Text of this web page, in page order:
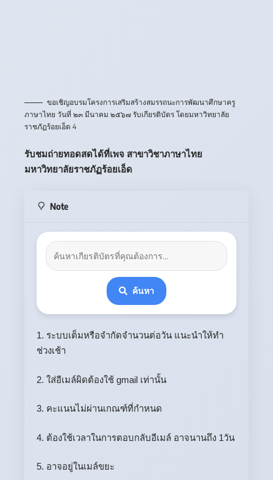
ขอเชิญอบรมโครงการเสริมสร้างสมรรถนะการพัฒนาศึกษาครู
ภาษาไทย วันที่ ๒๓ มีนาคม ๒๕๖๗ รับเกียรติบัตร โดยมหาวิทยาลัย
ราชภัฏร้อยเอ็ด 4
รับชมถ่ายทอดสดได้ที่เพจ สาขาวิชาภาษาไทย
มหาวิทยาลัยราชภัฏร้อยเอ็ด
Note
ค้นหา
1. ระบบเต็มหรือจำกัดจำนวนต่อวัน แนะนำให้ทำ
ช่วงเช้า
2. ใส่อีเมล์ผิดต้องใช้ gmail เท่านั้น
3. คะแนนไม่ผ่านเกณฑ์ที่กำหนด
4. ต้องใช้เวลาในการตอบกลับอีเมล์ อาจนานถึง 1วัน
5. อาจอยู่ในเมล์ขยะ